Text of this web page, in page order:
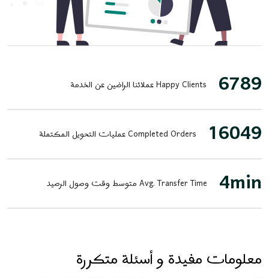
6789
Happy Clientsعملائنا الراضين عن الخدمة
16049
Completed Ordersعمليات التحويل المكتملة
4min
Avg. Transfer Timeمتوسط وقت وصول الرصيد
معلومات مفيدة و أسئلة متكررة